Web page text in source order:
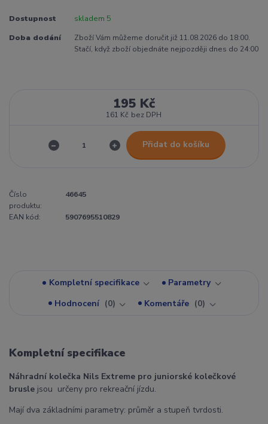
Dostupnost skladem 5
Doba dodání
Zboží Vám můžeme doručit již 11.08.2026 do 18:00.
Stačí, když zboží objednáte nejpozději dnes do 24:00
195 Kč
161 Kč bez DPH
Přidat do košíku
Číslo
produktu:
46645
EAN kód: 5907695510829
Kompletní specifikace
Parametry
Hodnocení
0 Komentáře 0
Kompletní specifikace
Náhradní kolečka Nils Extreme pro juniorské kolečkové
brusle jsou určeny pro rekreační jízdu.
Mají dva základními parametry: průměr a stupeň tvrdosti.